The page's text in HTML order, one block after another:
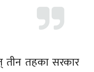
तीन तहका सरकार